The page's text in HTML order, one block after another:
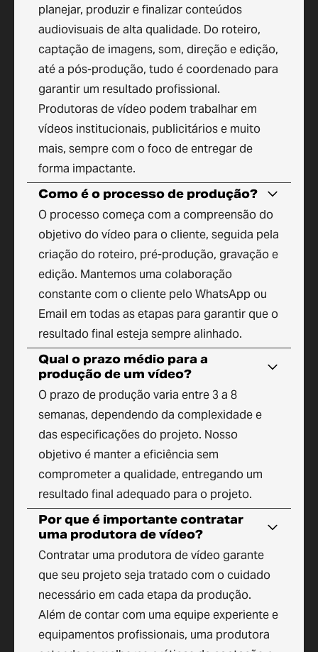
planejar, produzir e finalizar conteúdos
audiovisuais de alta qualidade. Do roteiro,
captação de imagens, som, direção e edição,
até a pós-produção, tudo é coordenado para
garantir um resultado profissional.
Produtoras de vídeo podem trabalhar em
vídeos institucionais, publicitários e muito
mais, sempre com o foco de entregar de
forma impactante.
Como é o processo de produção?
O processo começa com a compreensão do
objetivo do vídeo para o cliente, seguida pela
criação do roteiro, pré-produção, gravação e
edição. Mantemos uma colaboração
constante com o cliente pelo WhatsApp ou
Email em todas as etapas para garantir que o
resultado final esteja sempre alinhado.
Qual o prazo médio para a
produção de um vídeo?
O prazo de produção varia entre 3 a 8
semanas, dependendo da complexidade e
das especificações do projeto. Nosso
objetivo é manter a eficiência sem
comprometer a qualidade, entregando um
resultado final adequado para o projeto.
Por que é importante contratar
uma produtora de vídeo?
Contratar uma produtora de vídeo garante
que seu projeto seja tratado com o cuidado
necessário em cada etapa da produção.
Além de contar com uma equipe experiente e
equipamentos profissionais, uma produtora